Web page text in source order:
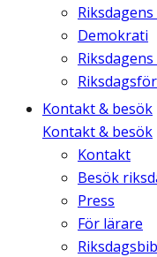
Demokrati
Kontakt & besök
Kontakt & besök
Kontakt
Besök
Press
För lärare